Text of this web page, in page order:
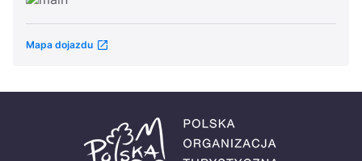
Mapa dojazdu